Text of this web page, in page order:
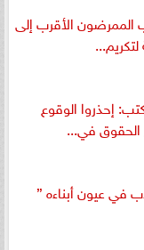
الممرضون الأقرب إلى
إحذروا الوقوع
الحقوق في...
في عيون أبناءه ”